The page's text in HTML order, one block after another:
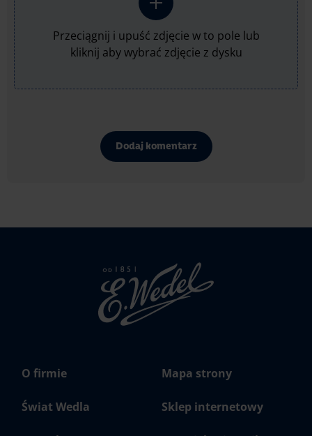
Przeciągnij i upuść zdjęcie w to pole lub
kliknij aby wybrać zdjęcie z dysku
Dodaj komentarz
Strona
głowna
Wedel.pl
O firmie
Świat Wedla
Mapa strony
Sklep internetowy